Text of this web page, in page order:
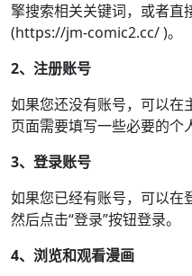
擎搜索相关关键词，或者直
(https://jm-comic2.cc/ )。
2、注册账号
如果您还没有账号，可以在
页面需要填写一些必要的个
3、登录账号
如果您已经有账号，可以在
然后点击“登录”按钮登录。
4、浏览和观看漫画